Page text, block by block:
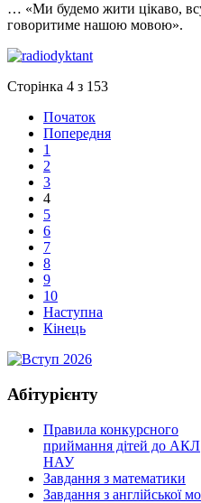
… «Ми будемо жити цікаво,
говоритиме нашою мовою».
Сторінка 4 з 153
Початок
Попередня
1
2
3
4
5
6
7
8
9
10
Наступна
Кінець
Абітурієнту
Правила конкурсного
приймання дітей до АКЛ
НАУ
Завдання з математики
Завдання з англійської